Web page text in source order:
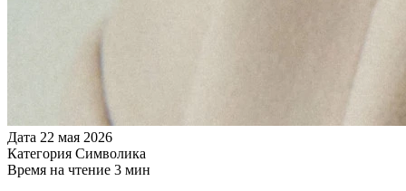
Дата 22 мая 2026
Категория Символика
Время на чтение 3 мин